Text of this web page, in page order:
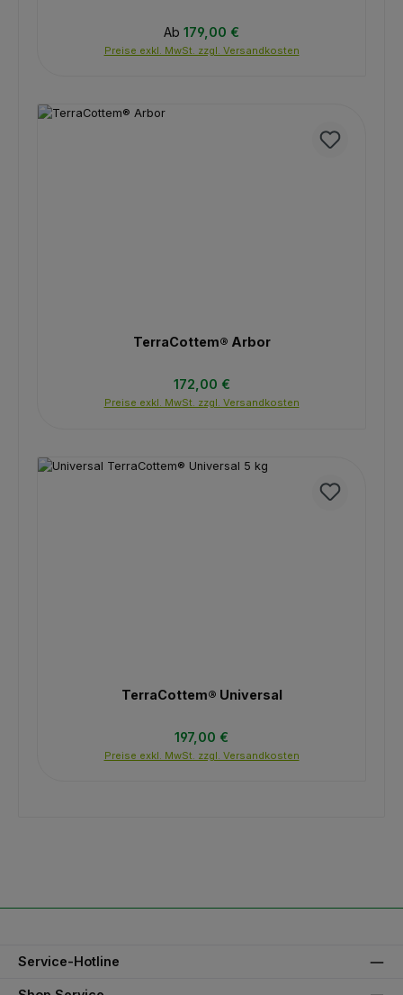
Regulärer Preis:
Ab 179,00 €
Preise exkl. MwSt. zzgl. Versandkosten
TerraCottem® Arbor
Regulärer Preis:
172,00 €
Preise exkl. MwSt. zzgl. Versandkosten
TerraCottem® Universal
Regulärer Preis:
197,00 €
Preise exkl. MwSt. zzgl. Versandkosten
Service-Hotline